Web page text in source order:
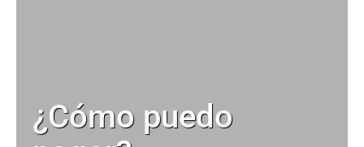
¿Cómo puedo